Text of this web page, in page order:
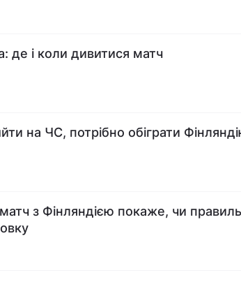
де і коли дивитися матч
на ЧС, потрібно обіграти
з Фінляндією покаже, чи